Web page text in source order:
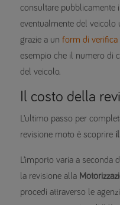
consultare pubblicamente
eventualmente del veicolo
grazie a un form di verifica
esempio che il numero di
del veicolo.
Il costo della
L’ultimo passo per
revisione moto è scoprire
L’importo varia a seconda
la revisione alla
procedi attraverso le